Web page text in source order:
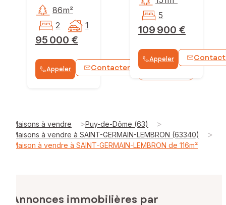
95 000 €
86m²
2
1
Appeler Contacter WhatsApp
109 900 €
5
Appeler
Maisons à vendre >Puy-de-Dôme (63) >
Maisons à vendre à SAINT-GERMAIN-LEMBRON (63340) >
Maison à vendre à SAINT-GERMAIN-LEMBRON de 116m²
Annonces immobilières par